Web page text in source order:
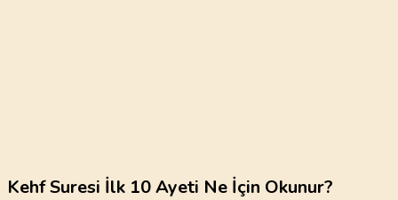
Kehf Suresi İlk 10 Ayeti Ne İçin Okunur?